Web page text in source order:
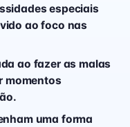
especiais
ao foco nas
ao fazer as malas
momentos
uma forma